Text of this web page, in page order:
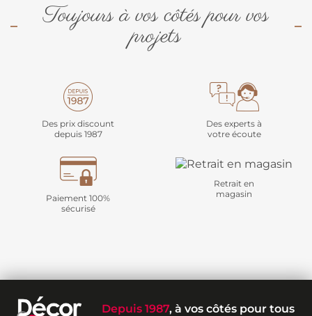
Toujours à vos côtés pour vos
projets
Des prix discount
depuis 1987
Des experts à
votre écoute
Paiement 100%
sécurisé
Retrait en
magasin
Depuis 1987, à vos côtés pour tous